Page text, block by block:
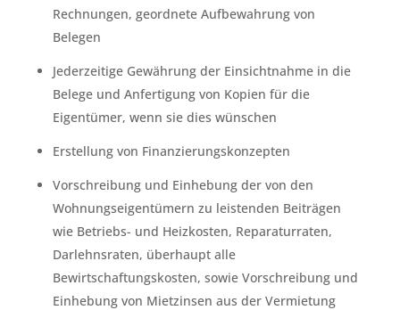
Rechnungen, geordnete Aufbewahrung von
Belegen
Jederzeitige Gewährung der Einsichtnahme in die
Belege und Anfertigung von Kopien für die
Eigentümer, wenn sie dies wünschen
Erstellung von Finanzierungskonzepten
Vorschreibung und Einhebung der von den
Wohnungseigentümern zu leistenden Beiträgen
wie Betriebs- und Heizkosten, Reparaturraten,
Darlehnsraten, überhaupt alle
Bewirtschaftungskosten, sowie Vorschreibung und
Einhebung von Mietzinsen aus der Vermietung